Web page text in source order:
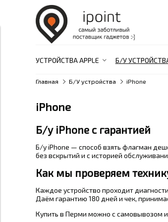
УСТРОЙСТВА APPLE Б/У
Главная Б/У устройства iPhone
iPhone
Б/у iPhone с гарантией
Б/у iPhone — способ взять флагман
без вскрытий и с историей
Как мы проверяем
Каждое устройство проходит
Даём гарантию 180 дней и чек,
Купить в Перми можно с самовывозом